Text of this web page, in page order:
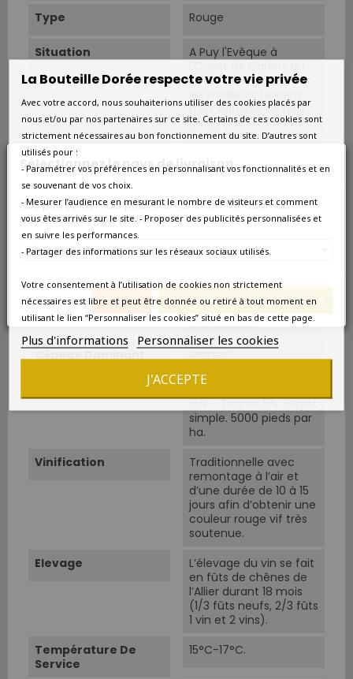
Sélectionnez le pays de livraison
Nos prix et les frais peuvent varier en fonction du
pays/de la région de livraison.
France métropolitaine
Annuler Enregistrer les modifications
Type Rouge
Situation
A Puy l'Evêque à
coeur du vignoble. Sur
d'un vignoble de plus
de 30 ans.
Sols
argilo-calcaire. En
2ème et 3ème
terrasses du Lot.
Vendanges
(table de trie). Culture
lutte raisonnée, taille
sévère, épamprage,
vendanges vertes et
effeuillages.
Cépage Dominant
Malbec
15% - Tannat 5%. Guyot
simple. 5000 pieds par
ha.
Vinification
Traditionnelle avec
remontage à l’air et
d’une durée de 10 à 15
jours afin d’obtenir une
couleur rouge vif très
soutenue.
Elevage
L’élevage du vin se fait
en fûts de chênes de
l’Allier durant 18 mois
(1/3 fûts neufs, 2/3 fûts
1 vin et 2 vins).
Température De
Service
15°C-17°C.
La Bouteille Dorée respecte votre vie privée
Avec votre accord, nous souhaiterions utiliser des cookies placés par
nous et/ou par nos partenaires sur ce site. Certains de ces cookies sont
strictement nécessaires au bon fonctionnement du site. D’autres sont
utilisés pour :
- Paramétrer vos préférences en personnalisant vos fonctionnalités et en
se souvenant de vos choix.
- Mesurer l’audience en mesurant le nombre de visiteurs et comment
vous êtes arrivés sur le site. - Proposer des publicités personnalisées et
en suivre les performances.
- Partager des informations sur les réseaux sociaux utilisés.
Votre consentement à l’utilisation de cookies non strictement
nécessaires est libre et peut être donnée ou retiré à tout moment en
utilisant le lien “Personnaliser les cookies” situé en bas de cette page.
Plus d'informations Personnaliser les cookies
J'ACCEPTE